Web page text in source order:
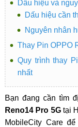
Dấu hiệu và
Dấu hiệu cần
Nguyên nhân
Thay Pin OPPO
Quy trình thay
nhất
Bạn đang cần tìm
Reno14 Pro 5Gtại
MobileCity Care